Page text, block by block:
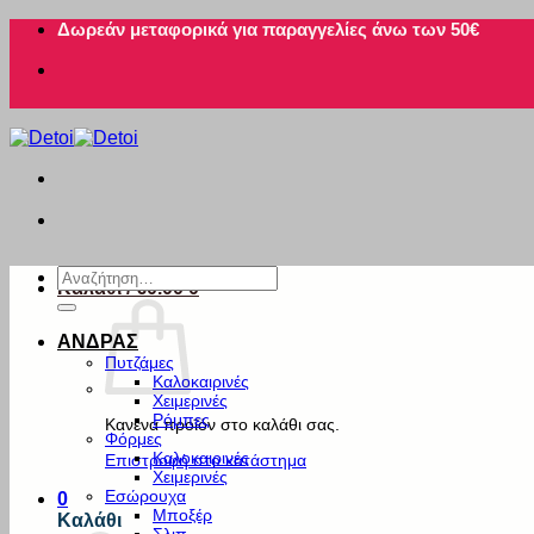
Μετάβαση
περιεχόμενο
Δωρεάν μεταφορικά για παραγγελίες άνω των 50€
Καλάθι /€0.00 0
Κανένα προϊόν στο καλάθι σας.
Επιστροφή στο κατάστημα
0
Καλάθι
Αναζήτηση
για:
ΑΝΔΡΑΣ
Πυτζάμες
Καλοκαιρινές
Χειμερινές
Ρόμπες
Φόρμες
Καλοκαιρινές
Χειμερινές
Εσώρουχα
Μποξέρ